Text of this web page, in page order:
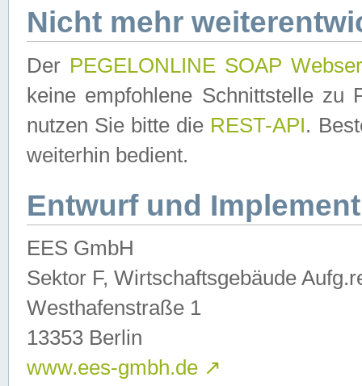
Nicht mehr
Der PEGELONLINE SOAP
keine empfohlene Schnittstelle zu
nutzen Sie bitte die REST-API.
weiterhin bedient.
Entwurf und
EES GmbH
Sektor F, Wirtschaftsgebäude
Westhafenstraße 1
13353 Berlin
www.ees-gmbh.de ↗